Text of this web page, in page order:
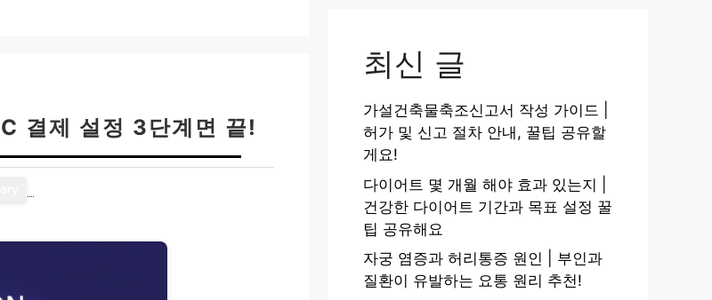
결제 설정 3단계면 끝!
최신 글
가설건축물축조신고서 작성 가이드 |
허가 및 신고 절차 안내, 꿀팁 공유할
게요!
다이어트 몇 개월 해야 효과 있는지 |
건강한 다이어트 기간과 목표 설정 꿀
팁 공유해요
자궁 염증과 허리통증 원인 | 부인과
질환이 유발하는 요통 원리 추천!